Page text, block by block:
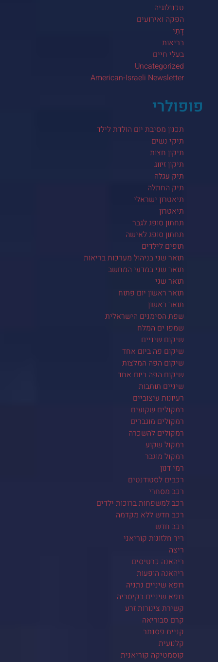
טכנולוגיה
הפקה ואירועים
דָתִי
בריאות
בעלי חיים
Uncategorized
American-Israeli Newsletter
פופולרי
תכנון מסיבת יום הולדת לילד
תיקי נשים
תיקון חצות
תיקון זיווג
תיק עגלה
תיק החתלה
תיאטרון ישראלי
תיאטרון
תחתון סופג לגבר
תחתון סופג לאישה
תופים לילדים
תואר שני בניהול מערכות בריאות
תואר שני במדעי המחשב
תואר שני
תואר ראשון יום פתוח
תואר ראשון
שפת הסימנים הישראלית
שמפו ים המלח
שיקום שיניים
שיקום פה ביום אחד
שיקום הפה המלצות
שיקום הפה ביום אחד
שיניים תותבות
רעיונות עיצוביים
רמקולים שקועים
רמקולים מוגברים
רמקולים להשכרה
רמקול שקוע
רמקול מוגבר
רמי דנון
רכבים לסטודנטים
רכב מסחרי
רכב למשפחות ברוכות ילדים
רכב חדש ללא מקדמה
רכב חדש
ריר חלזונות קוריאני
ריצה
ריהאנה כרטיסים
ריהאנה הופעות
רופא שיניים נתניה
רופא שיניים בקיסריה
קשירת צינורות זרע
קרם סבוריאה
קניית פסנתר
קלנועית
קוסמטיקה קוריאנית